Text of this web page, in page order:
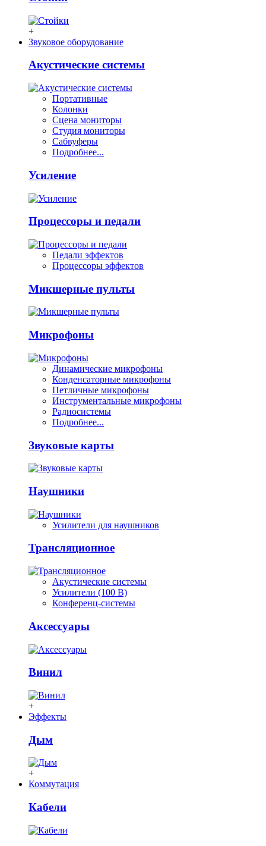
+
Звуковое оборудование
Акустические системы
Портативные
Колонки
Сцена мониторы
Студия мониторы
Сабвуферы
Подробнее...
Усиление
Процессоры и педали
Педали эффектов
Процессоры эффектов
Микшерные пульты
Микрофоны
Динамические микрофоны
Конденсаторные микрофоны
Петличные микрофоны
Инструментальные микрофоны
Радиосистемы
Подробнее...
Звуковые карты
Наушники
Усилители для наушников
Трансляционное
Акустические системы
Усилители (100 В)
Конференц-системы
Аксессуары
Винил
+
Эффекты
Дым
+
Коммутация
Кабели